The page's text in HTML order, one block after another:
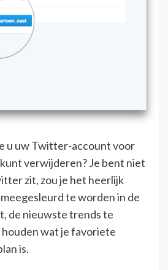
u uw Twitter-account voor
verwijderen? Je bent niet
zit, zou je het heerlijk
te worden in de
de nieuwste trends te
wat je favoriete
is.